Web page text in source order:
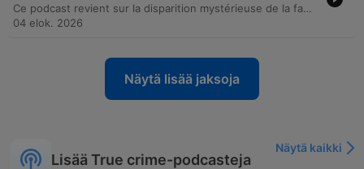
Ce podcast revient sur la disparition mystérieuse de la famille Méchineau en France en 1972, où un couple et leurs deux enfants se sont volatilisés sans laisser de trace. L'enquête explore les hypothèses d'un accident dans la Charente ou d'un crime familial lié à la jalousie de Jacques Méchineau envers l'infidélité de son épouse. L'épisode détaille les différentes pistes, notamment l'hypothèse d'un crime passionnel ou l'implication d'un amant, ainsi que les récentes recherches de terrain. Malgré des découvertes de restes humains ou de véhicules qui n'ont pas encore permis de résoudre l'affaire, les experts et avocats soulignent que la découverte de la voiture familiale reste la clé pour faire progresser ce cold case.
04 elok. 2026
Näytä lisää jaksoja
Lisää True crime-podcasteja
Näytä kaikki